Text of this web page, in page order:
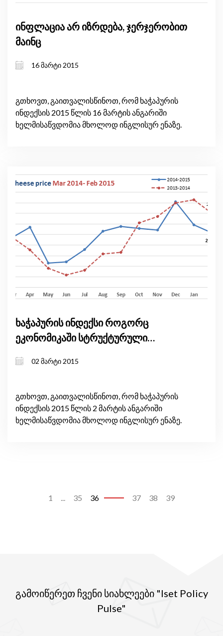
ინფლაცია არ იზრდება, ჯერჯერობით
მაინც
16 მარტი 2015
გთხოვთ, გაითვალისწინოთ, რომ ხაჭაპურის
ინდექსის 2015 წლის 16 მარტის ანგარიში
ხელმისაწვდომია მხოლოდ ინგლისურ ენაზე.
ხაჭაპურის ინდექსი როგორც
ეკონომიკაში სტრუქტურული
02 მარტი 2015
გთხოვთ, გაითვალისწინოთ, რომ ხაჭაპურის
ინდექსის 2015 წლის 2 მარტის ანგარიში
ხელმისაწვდომია მხოლოდ ინგლისურ ენაზე.
1 ... 35 36 37 38 39
გამოიწერეთ ჩვენი სიახლეები "Iset Policy
Pulse"